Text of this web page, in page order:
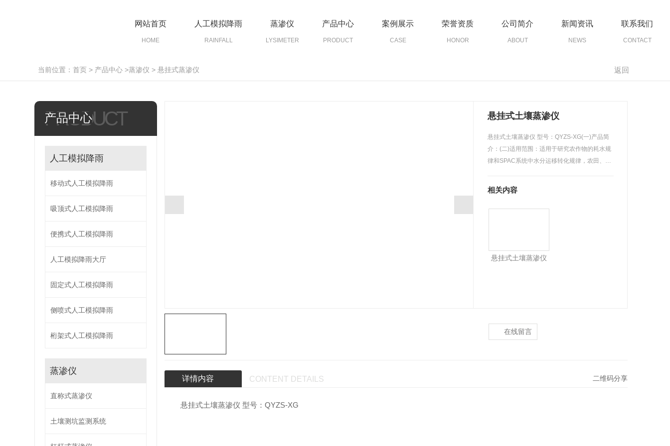
网站首页
HOME
人工模拟降雨
RAINFALL
蒸渗仪
LYSIMETER
产品中心
PRODUCT
案例展示
CASE
荣誉资质
HONOR
公司简介
ABOUT
新闻资讯
NEWS
联系我们
CONTACT
当前位置： 首页 > 产品中心 >蒸渗仪 > 悬挂式蒸渗仪 返回
PRODUCT
产品中心
人工模拟降雨
移动式人工模拟降雨
吸顶式人工模拟降雨
便携式人工模拟降雨
人工模拟降雨大厅
固定式人工模拟降雨
侧喷式人工模拟降雨
桁架式人工模拟降雨
蒸渗仪
直称式蒸渗仪
土壤测坑监测系统
悬挂式土壤蒸渗仪
悬挂式土壤蒸渗仪 型号：QYZS-XG(一)产品简
介：(二)适用范围：适用于研究农作物的耗水规
律和SPAC系统中水分运移转化规律，农田、
相关内容
悬挂式土壤蒸渗仪
在线留言
详情内容 CONTENT DETAILS 二维码分享
悬挂式土壤蒸渗仪 型号：QYZS-XG